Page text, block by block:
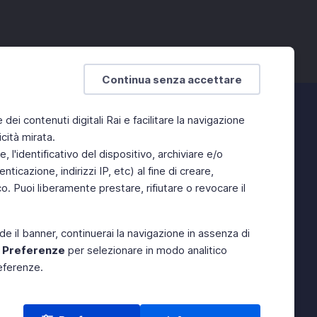
Continua senza accettare
contenuti digitali Rai e facilitare la navigazione
mirata.
l'identificativo del dispositivo, archiviare e/o
indirizzi IP, etc) al fine di creare,
Puoi liberamente prestare, rifiutare o revocare il
il banner, continuerai la navigazione in assenza di
Preferenze per selezionare in modo analitico